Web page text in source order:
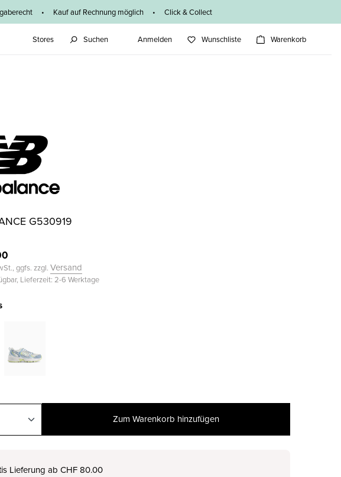
• Kauf auf Rechnung möglich • Click & Collect
Stores Suchen Anmelden Wunschliste Warenkorb
G530919
ggfs. zzgl. Versand
Lieferzeit: 2-6 Werktage
Zum Warenkorb hinzufügen
Lieferung ab CHF 80.00